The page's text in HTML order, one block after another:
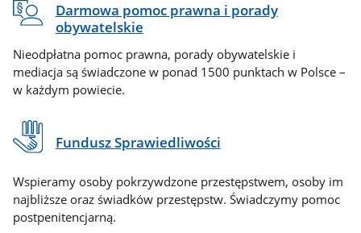
Darmowa pomoc prawna i porady
obywatelskie
Nieodpłatna pomoc prawna, porady obywatelskie i
mediacja są świadczone w ponad 1500 punktach w Polsce –
w każdym powiecie.
Fundusz Sprawiedliwości
Wspieramy osoby pokrzywdzone przestępstwem, osoby im
najbliższe oraz świadków przestępstw. Świadczymy pomoc
postpenitencjarną.